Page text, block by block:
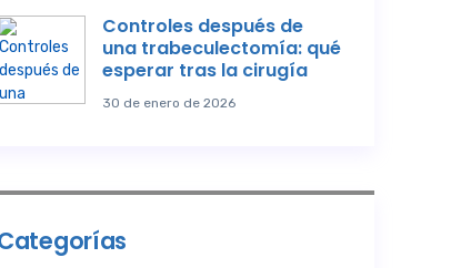
Controles después de
una trabeculectomía: qué
esperar tras la cirugía
30 de enero de 2026